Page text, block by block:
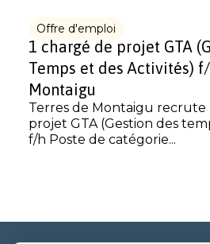
Offre d'emploi
1 chargé de projet GTA
Temps et des Activités)
Montaigu
Terres de Montaigu recrute
projet GTA (Gestion des
f/h Poste de catégorie...